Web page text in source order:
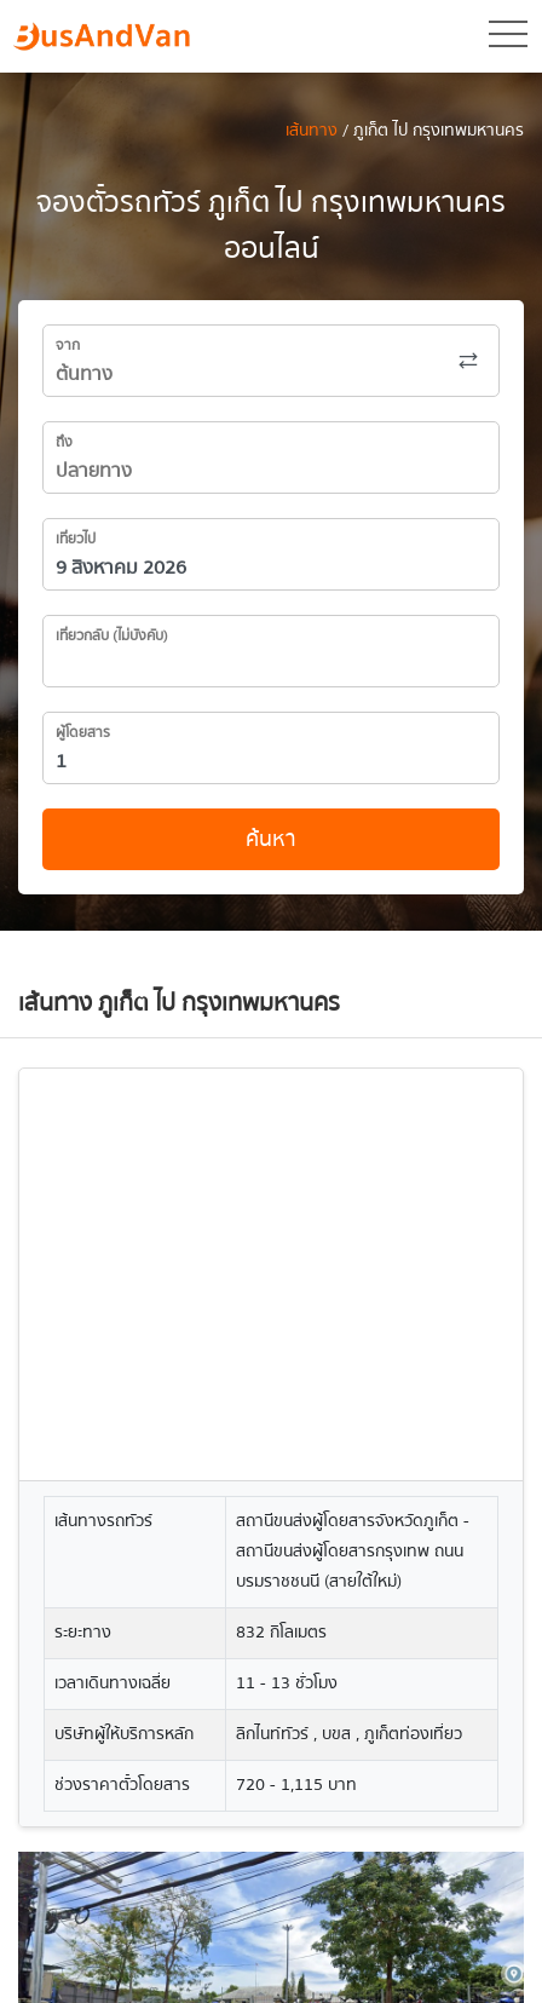
เส้นทาง/ ภูเก็ต ไป กรุงเทพมหานคร
จองตั๋วรถทัวร์ ภูเก็ต ไป กรุงเทพมหานคร
ออนไลน์
จาก
ถึง
เที่ยวไป
เที่ยวกลับ (ไม่บังคับ)
ผู้โดยสาร
ค้นหา
เส้นทาง ภูเก็ต ไป กรุงเทพมหานคร
เส้นทางรถทัวร์
สถานีขนส่งผู้โดยสารจังหวัดภูเก็ต -
สถานีขนส่งผู้โดยสารกรุงเทพ ถนน
บรมราชชนนี (สายใต้ใหม่)
ระยะทาง
832 กิโลเมตร
เวลาเดินทางเฉลี่ย
11 - 13 ชั่วโมง
บริษัทผู้ให้บริการหลัก
ลิกไนท์ทัวร์ , บขส , ภูเก็ตท่องเที่ยว
ช่วงราคาตั๋วโดยสาร
720 - 1,115 บาท